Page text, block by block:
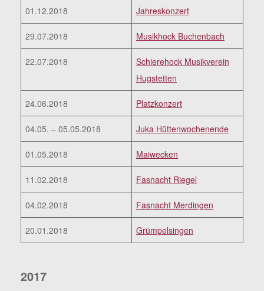
01.12.2018 Jahreskonzert
29.07.2018 Musikhock Buchenbach
22.07.2018
Schierehock Musikverein
Hugstetten
24.06.2018 Platzkonzert
04.05. – 05.05.2018 Juka Hüttenwochenende
01.05.2018 Maiwecken
11.02.2018 Fasnacht Riegel
04.02.2018 Fasnacht Merdingen
20.01.2018 Grümpelsingen
2017